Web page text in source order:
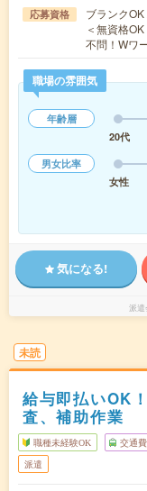
応募資格
ブランク
＜無資格
不問！Wワ
職場の雰囲気
年齢層
20代
男女比率
女性
気になる!
派遣
未読
給与即払いOK
査、補助作業
職種未経験OK 交通
派遣